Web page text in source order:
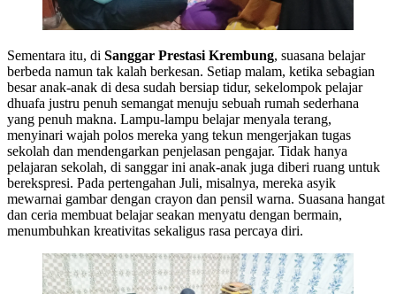
Sementara itu, di Sanggar Prestasi Krembung, suasana belajar
berbeda namun tak kalah berkesan. Setiap malam, ketika sebagian
besar anak-anak di desa sudah bersiap tidur, sekelompok pelajar
dhuafa justru penuh semangat menuju sebuah rumah sederhana
yang penuh makna. Lampu-lampu belajar menyala terang,
menyinari wajah polos mereka yang tekun mengerjakan tugas
sekolah dan mendengarkan penjelasan pengajar. Tidak hanya
pelajaran sekolah, di sanggar ini anak-anak juga diberi ruang untuk
berekspresi. Pada pertengahan Juli, misalnya, mereka asyik
mewarnai gambar dengan crayon dan pensil warna. Suasana hangat
dan ceria membuat belajar seakan menyatu dengan bermain,
menumbuhkan kreativitas sekaligus rasa percaya diri.